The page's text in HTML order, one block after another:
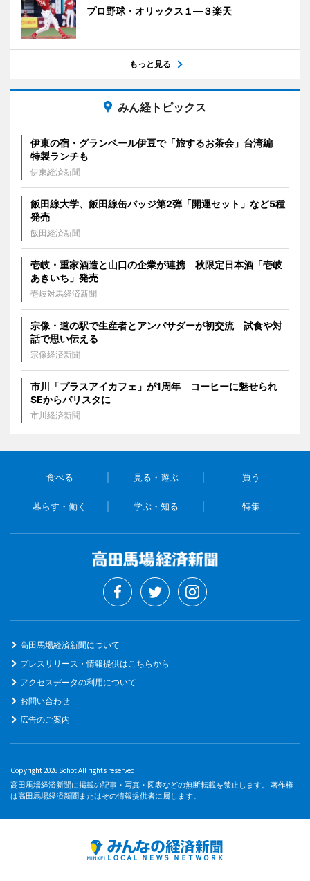
プロ野球・オリックス１―３楽天
もっと見る
みん経トピックス
伊東の宿・グランベール伊豆で「旅するお茶会」台湾編
特製ランチも
伊東経済新聞
飯田線大学、飯田線缶バッジ第2弾「開運セット」など5種
発売
飯田経済新聞
壱岐・重家酒造と山口の企業が連携 秋限定日本酒「壱岐
あきいち」発売
壱岐対馬経済新聞
宗像・道の駅で生産者とアンバサダーが初交流 試食や対
話で思い伝える
宗像経済新聞
市川「プラスアイカフェ」が1周年 コーヒーに魅せられ
SEからバリスタに
市川経済新聞
食べる 見る・遊ぶ 買う
暮らす・働く 学ぶ・知る 特集
高田馬場経済新聞について
プレスリリース・情報提供はこちらから
アクセスデータの利用について
お問い合わせ
広告のご案内
Copyright 2026 Sohot All rights reserved.
高田馬場経済新聞に掲載の記事・写真・図表などの無断転載を禁止します。 著作権
は高田馬場経済新聞またはその情報提供者に属します。